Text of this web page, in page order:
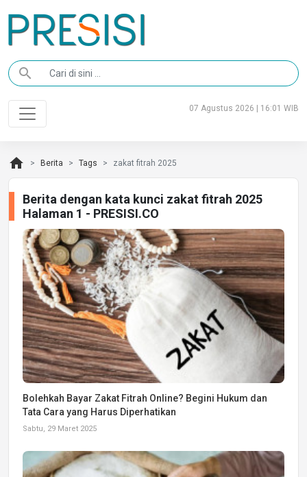
search
07 Agustus 2026 | 16:01 WIB
home Berita Tags zakat fitrah 2025
Berita dengan kata kunci zakat fitrah 2025
Halaman 1 - PRESISI.CO
Bolehkah Bayar Zakat Fitrah Online? Begini Hukum dan
Tata Cara yang Harus Diperhatikan
Sabtu, 29 Maret 2025